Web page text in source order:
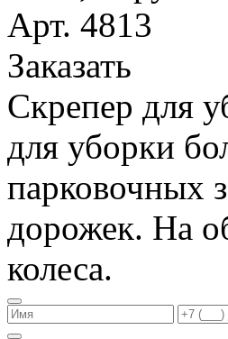
Арт. 4813
Заказать
Скрепер для
для уборки
парковочных
дорожек. На
колеса.